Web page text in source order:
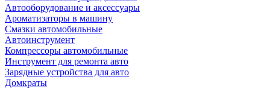
Автооборудование и аксессуары
Ароматизаторы в машину
Смазки автомобильные
Автоинструмент
Компрессоры автомобильные
Инструмент для ремонта авто
Зарядные устройства для авто
Домкраты